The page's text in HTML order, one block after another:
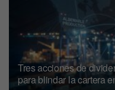
Tres acciones de
para blindar la cartera